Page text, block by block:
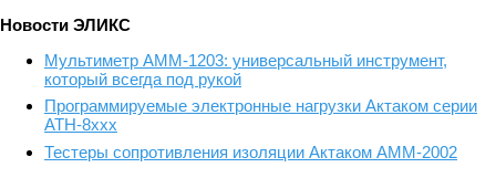
Новости ЭЛИКС
Мультиметр АММ-1203: универсальный инструмент,
который всегда под рукой
Программируемые электронные нагрузки Актаком серии
АТН-8ххх
Тестеры сопротивления изоляции Актаком АММ-2002